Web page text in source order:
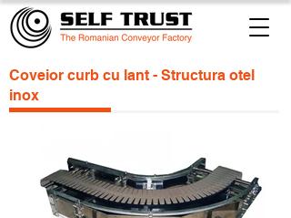
Coveior curb cu lant - Structura otel
inox